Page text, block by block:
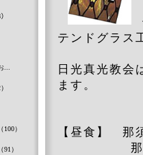
テンドグラス
日光真光教会
ます。
【昼食】 那
那須の地
...
）
）